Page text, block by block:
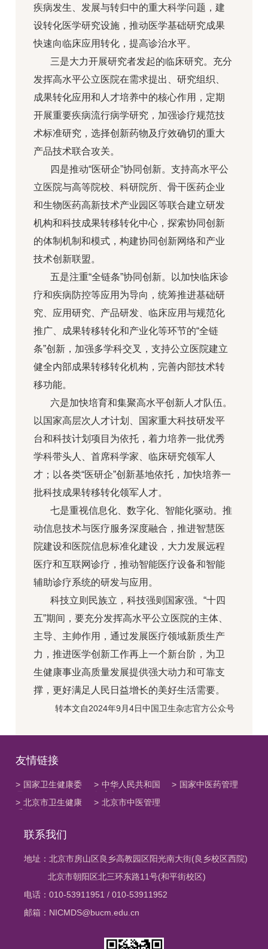
疾病发生、发展与转归中的重大科学问题，建
设转化医学研究设施，推动医学基础研究成果
快速向临床应用转化，提高诊治水平。
三是大力开展研究者发起的临床研究。充分
发挥高水平公立医院在需求提出、研究组织、
成果转化应用和人才培养中的核心作用，定期
开展重要疾病流行病学研究，加强诊疗规范技
术标准研究，选择创新药物及疗效确切的重大
产品技术联合攻关。
四是推动“医研企”协同创新。支持高水平公
立医院与高等院校、科研院所、骨干医药企业
和生物医药高新技术产业园区等联合建立研发
机构和科技成果转移转化中心，探索协同创新
的体制机制和模式，构建协同创新网络和产业
技术创新联盟。
五是注重“全链条”协同创新。以加快临床诊
疗和疾病防控等应用为导向，统筹推进基础研
究、应用研究、产品研发、临床应用与规范化
推广、成果转移转化和产业化等环节的“全链
条”创新，加强多学科交叉，支持公立医院建立
健全内部成果转移转化机构，完善内部技术转
移功能。
六是加快培育和集聚高水平创新人才队伍。
以国家高层次人才计划、国家重大科技研发平
台和科技计划项目为依托，着力培养一批优秀
学科带头人、首席科学家、临床研究领军人
才；以各类“医研企”创新基地依托，加快培养一
批科技成果转移转化领军人才。
七是重视信息化、数字化、智能化驱动。推
动信息技术与医疗服务深度融合，推进智慧医
院建设和医院信息标准化建设，大力发展远程
医疗和互联网诊疗，推动智能医疗设备和智能
辅助诊疗系统的研发与应用。
科技立则民族立，科技强则国家强。“十四
五”期间，要充分发挥高水平公立医院的主体、
主导、主帅作用，通过发展医疗领域新质生产
力，推进医学创新工作再上一个新台阶，为卫
生健康事业高质量发展提供强大动力和可靠支
撑，更好满足人民日益增长的美好生活需要。
转本文自2024年9月4日中国卫生杂志官方公众号
友情链接
> 国家卫生健康委
> 中华人民共和国
> 国家中医药管理
> 北京市卫生健康
> 北京市中医管理
联系我们
地址：北京市房山区良乡高教园区阳光南大街(良乡校区西院)
北京市朝阳区北三环东路11号(和平街校区)
电话：010-53911951 / 010-53911952
邮箱：NICMDS@bucm.edu.cn